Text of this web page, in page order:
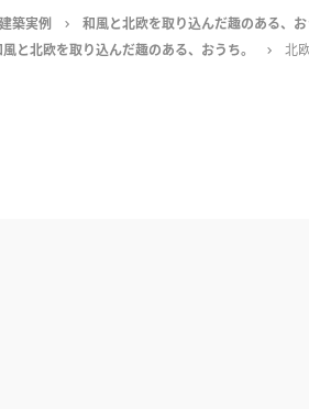
築実例 和風と北欧を取り込んだ趣のある、お
風と北欧を取り込んだ趣のある、おうち。 北